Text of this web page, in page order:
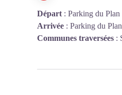
Départ : Parking du Plan
Arrivée : Parking du
Communes traversées :